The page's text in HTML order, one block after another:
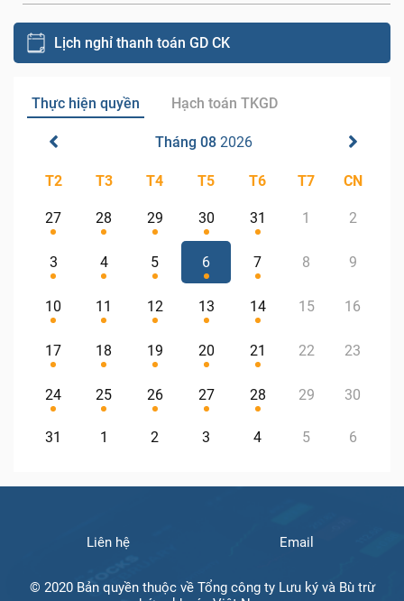
Lịch nghỉ thanh toán GD CK
Thực hiện quyền Hạch toán TKGD
Tháng 08 2026
T2 T3 T4 T5 T6 T7 CN
27 28 29 30 31 1 2
3 4 5 6 7 8 9
10 11 12 13 14 15 16
17 18 19 20 21 22 23
24 25 26 27 28 29 30
31 1 2 3 4 5 6
Liên hệ Email
© 2020 Bản quyền thuộc về Tổng công ty Lưu ký và Bù trừ